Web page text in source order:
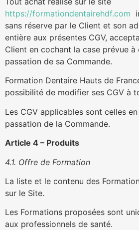
https://formationdentairehdf.com
sans réserve par le Client et son
entière aux présentes CGV,
Client en cochant la case prévue
passation de sa Commande.
Formation Dentaire Hauts de
possibilité de modifier ses CGV à
Les CGV applicables sont celles
passation de la Commande.
Article 4 – Produits
4.1. Offre de Formation
La liste et le contenu des
sur le Site.
Les Formations proposées sont
aux professionnels de santé.